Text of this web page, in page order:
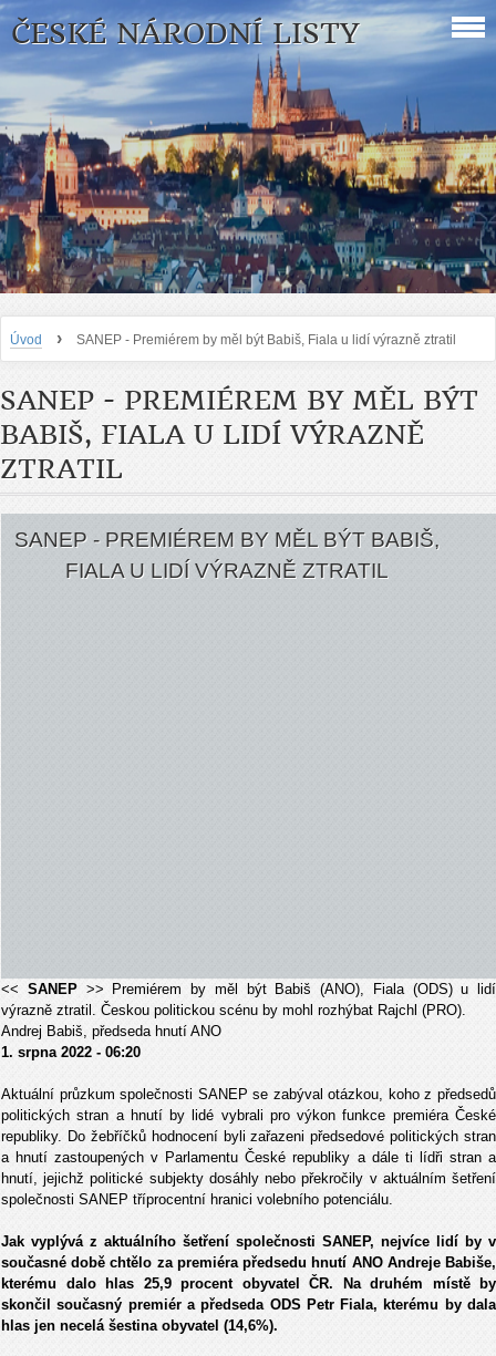
ČESKÉ NÁRODNÍ LISTY
Úvod › SANEP - Premiérem by měl být Babiš, Fiala u lidí výrazně ztratil
SANEP - PREMIÉREM BY MĚL BÝT
BABIŠ, FIALA U LIDÍ VÝRAZNĚ
ZTRATIL
SANEP - PREMIÉREM BY MĚL BÝT BABIŠ,
FIALA U LIDÍ VÝRAZNĚ ZTRATIL
<< SANEP>> Premiérem by měl být Babiš (ANO), Fiala (ODS) u lidí
výrazně ztratil. Českou politickou scénu by mohl rozhýbat Rajchl (PRO).
Andrej Babiš, předseda hnutí ANO
1. srpna 2022 - 06:20
Aktuální průzkum společnosti SANEP se zabýval otázkou, koho z předsedů
politických stran a hnutí by lidé vybrali pro výkon funkce premiéra České
republiky. Do žebříčků hodnocení byli zařazeni předsedové politických stran
a hnutí zastoupených v Parlamentu České republiky a dále ti lídři stran a
hnutí, jejichž politické subjekty dosáhly nebo překročily v aktuálním šetření
společnosti SANEP tříprocentní hranici volebního potenciálu.
Jak vyplývá z aktuálního šetření společnosti SANEP, nejvíce lidí by v
současné době chtělo za premiéra předsedu hnutí ANO Andreje Babiše,
kterému dalo hlas 25,9 procent obyvatel ČR. Na druhém místě by
skončil současný premiér a předseda ODS Petr Fiala, kterému by dala
hlas jen necelá šestina obyvatel (14,6%).